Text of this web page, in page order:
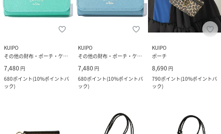
KUIPO
その他の財布・ポーチ・ケース
7,480 円
680ポイント(10%ポイントバ
ック)
KUIPO
その他の財布・ポーチ・ケース
7,480 円
680ポイント(10%ポイントバ
ック)
KUIPO
ポーチ
8,690 円
790ポイント(10%ポイントバ
ック)